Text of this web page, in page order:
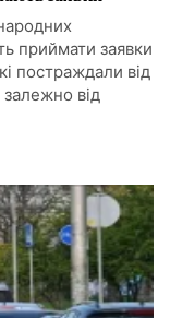
приймати заявки
постраждали від
від